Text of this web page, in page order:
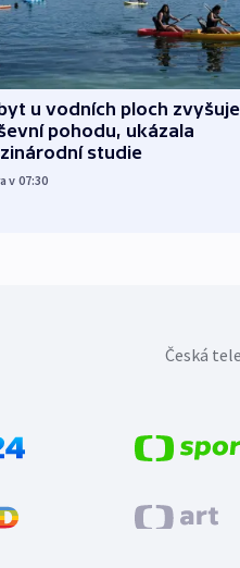
u vodních ploch zvyšuje
pohodu, ukázala
studie
v 07:30
Česká